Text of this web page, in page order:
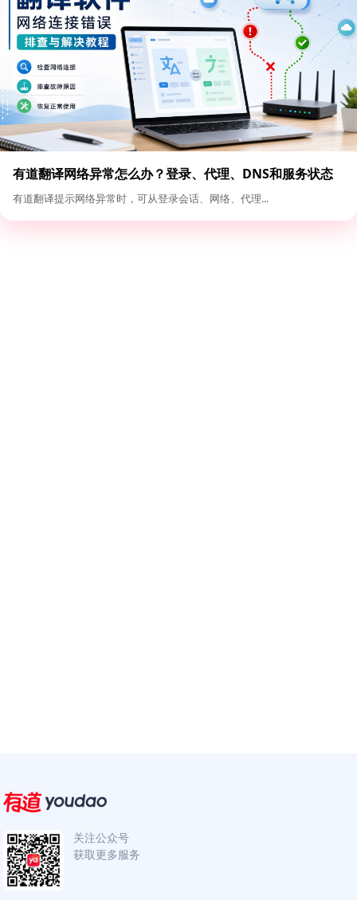
有道翻译网络异常怎么办？登录、代理、DNS和服务状态
排查
有道翻译提示网络异常时，可从登录会话、网络、代理...
关注公众号
获取更多服务